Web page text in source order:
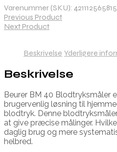
Varenummer (SKU):
Previous Product
Next Product
Beskrivelse Yderligere
Beskrivelse
Beurer BM 40 Blodtryksmåler
brugervenlig løsning til
blodtryk. Denne
at give præcise målinger.
daglig brug og mere
helbred.